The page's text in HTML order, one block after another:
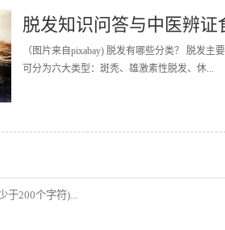
脱发知识问答与中医辨证
（图片来自pixabay) 脱发有哪些分类？ 脱发
可分为六大类型：斑秃、雄激素性脱发、休...